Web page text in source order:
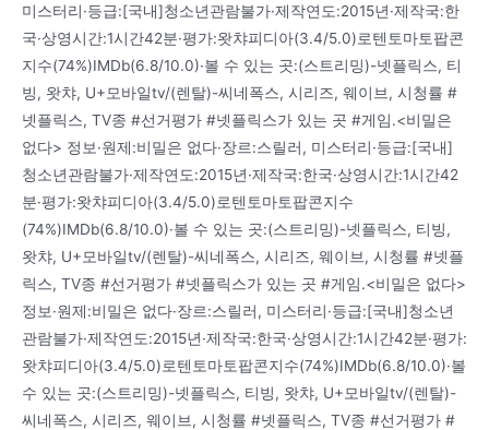
미스터리·등급:[국내]청소년관람불가·제작연도:2015년·제작국:한
국·상영시간:1시간42분·평가:왓챠피디아(3.4/5.0)로텐토마토팝콘
지수(74%)IMDb(6.8/10.0)·볼 수 있는 곳:(스트리밍)-넷플릭스, 티
빙, 왓챠, U+모바일tv/(렌탈)-씨네폭스, 시리즈, 웨이브, 시청률 #
넷플릭스, TV종 #선거평가 #넷플릭스가 있는 곳 #게임.<비밀은
없다> 정보·원제:비밀은 없다·장르:스릴러, 미스터리·등급:[국내]
청소년관람불가·제작연도:2015년·제작국:한국·상영시간:1시간42
분·평가:왓챠피디아(3.4/5.0)로텐토마토팝콘지수
(74%)IMDb(6.8/10.0)·볼 수 있는 곳:(스트리밍)-넷플릭스, 티빙,
왓챠, U+모바일tv/(렌탈)-씨네폭스, 시리즈, 웨이브, 시청률 #넷플
릭스, TV종 #선거평가 #넷플릭스가 있는 곳 #게임.<비밀은 없다>
정보·원제:비밀은 없다·장르:스릴러, 미스터리·등급:[국내]청소년
관람불가·제작연도:2015년·제작국:한국·상영시간:1시간42분·평가:
왓챠피디아(3.4/5.0)로텐토마토팝콘지수(74%)IMDb(6.8/10.0)·볼
수 있는 곳:(스트리밍)-넷플릭스, 티빙, 왓챠, U+모바일tv/(렌탈)-
씨네폭스, 시리즈, 웨이브, 시청률 #넷플릭스, TV종 #선거평가 #